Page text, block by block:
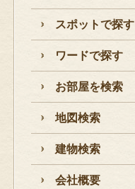
スポットで探す
ワードで探す
お部屋を検索
地図検索
建物検索
会社概要